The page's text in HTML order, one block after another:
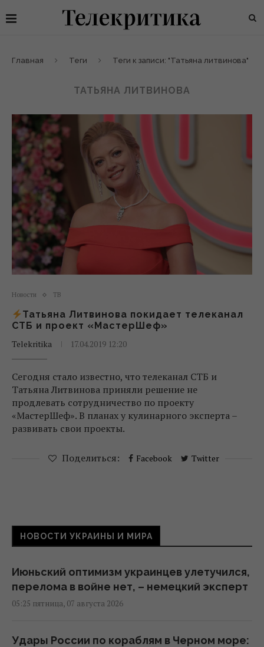
Главная Теги Теги к записи: "Татьяна литвинова"
ТАТЬЯНА ЛИТВИНОВА
Новости ТВ
Татьяна Литвинова покидает телеканал
СТБ и проект «МастерШеф»
Telekritika
17.04.2019 12:20
Сегодня стало известно, что телеканал СТБ и
Татьяна Литвинова приняли решение не
продлевать сотрудничество по проекту
«МастерШеф». В планах у кулинарного эксперта –
развивать свои проекты.
Поделиться: Facebook Twitter
НОВОСТИ УКРАИНЫ И МИРА
Июньский оптимизм украинцев улетучился,
перелома в войне нет, – немецкий эксперт
05:25 пятница, 07 августа 2026
Удары России по кораблям в Черном море: